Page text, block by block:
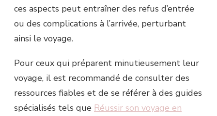
ces aspects peut entraîner des refus d’entrée
ou des complications à l’arrivée, perturbant
ainsi le voyage.
Pour ceux qui préparent minutieusement leur
voyage, il est recommandé de consulter des
ressources fiables et de se référer à des guides
spécialisés tels que Réussir son voyage en